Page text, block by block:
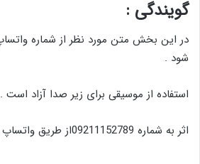
گویندگی :
شود .
استفاده از موسیقی برای زیر صدا آزاد است .
اثر به شماره 09211152789از طریق واتساپ ارسال شود .